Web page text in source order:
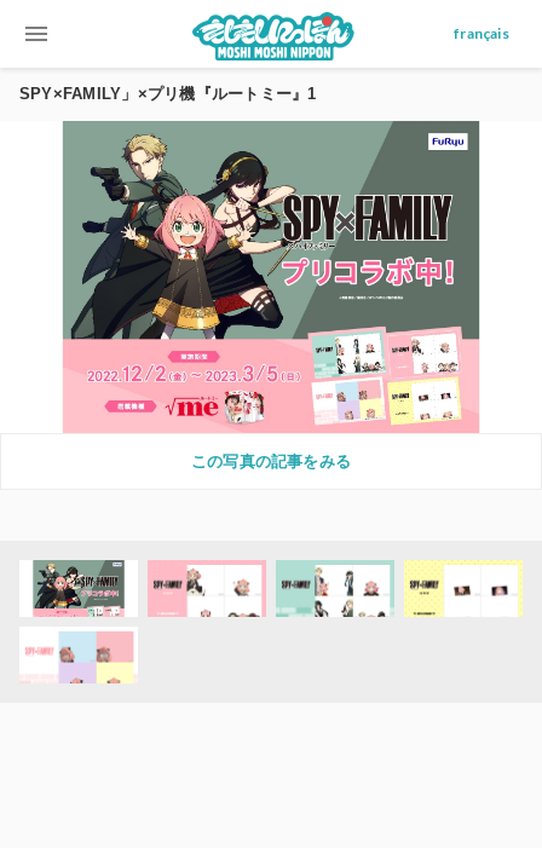
menu français
SPY×FAMILY」×プリ機『ルートミー』1
この写真の記事をみる